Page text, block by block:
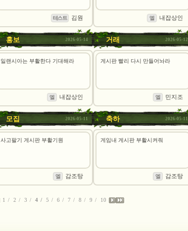
테스트 김원 엘 내잡상인
홍보
일랜시아는 부활한다 기대해라
엘 내잡상인
2026-05-14 거래
게시판 빨리 다시 만들어놔라
엘 민지조
2026-05-12
모집
사고팔기 게시판 부활기원
엘 감조탕
2026-05-11 축하
게임내 게시판 부활시켜줘
엘 감조탕
2026-05-11
1 2 3 4 5 6 7 8 9 10